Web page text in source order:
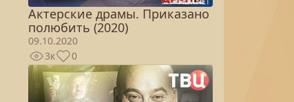
Актерские драмы. Приказано
полюбить (2020)
09.10.2020
3к
0